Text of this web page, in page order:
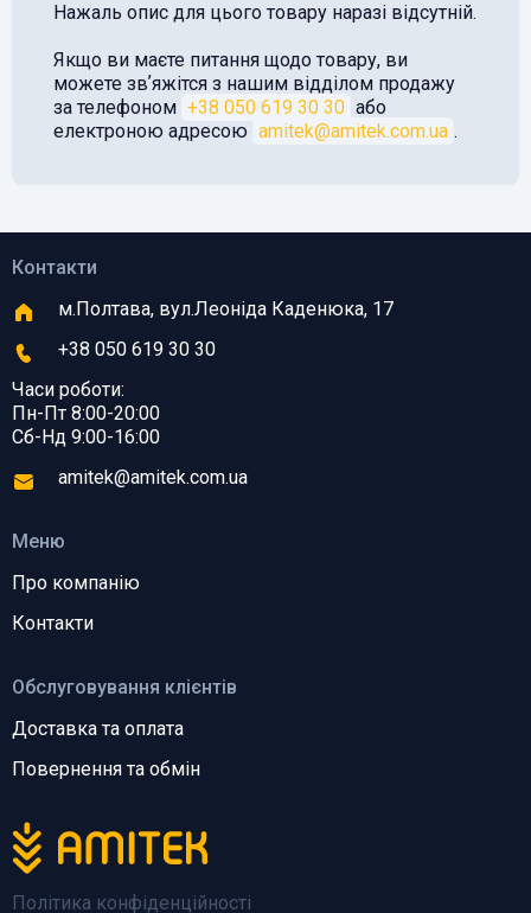
Нажаль опис для цього товару наразі відсутній.
Якщо ви маєте питання щодо товару, ви
можете звʼяжітся з нашим відділом продажу
за телефоном +38 050 619 30 30 або
електроною адресою amitek@amitek.com.ua .
Політика конфіденційності
Обслуговування клієнтів
Доставка та оплата
Повернення та обмін
Меню
Про компанію
Контакти
Контакти
м.Полтава, вул.Леоніда Каденюка, 17
+38 050 619 30 30
Часи роботи:
Пн-Пт 8:00-20:00
Сб-Нд 9:00-16:00
amitek@amitek.com.ua